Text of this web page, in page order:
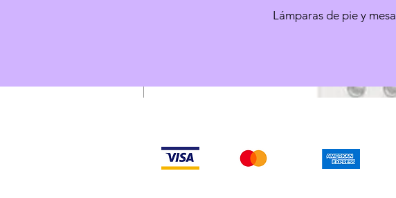
Lámparas de pie y mesa